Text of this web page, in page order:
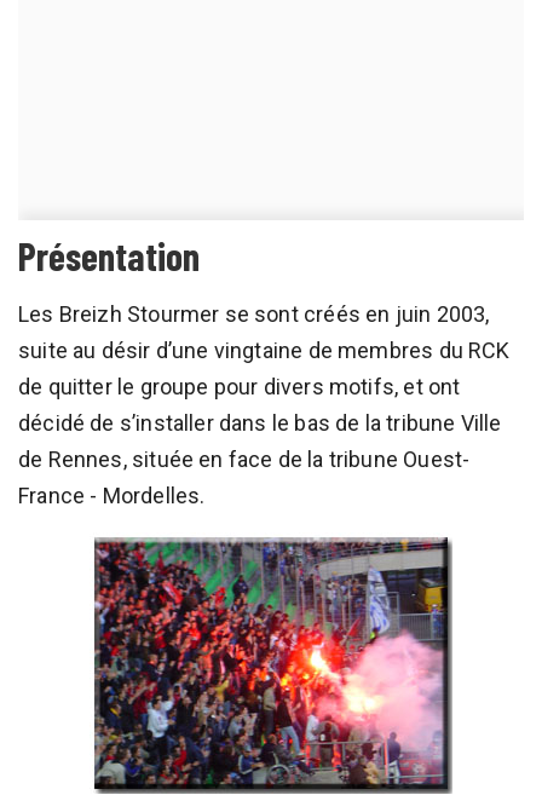
Présentation
Les Breizh Stourmer se sont créés en juin 2003,
suite au désir d’une vingtaine de membres du RCK
de quitter le groupe pour divers motifs, et ont
décidé de s’installer dans le bas de la tribune Ville
de Rennes, située en face de la tribune Ouest-
France - Mordelles.